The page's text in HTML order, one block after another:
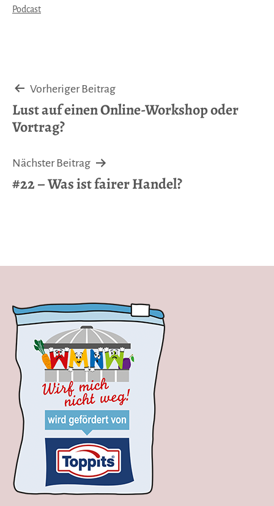
am
Kategorisiert
Podcast
Beitragsnavigation
Vorheriger Beitrag
Lust auf einen Online-Workshop oder
Vortrag?
Nächster Beitrag
#22 – Was ist fairer Handel?